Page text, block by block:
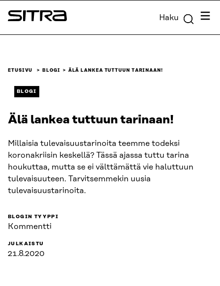
Siirry
suoraan
Sitra Haku
ETUSIVU BLOGI ÄLÄ LANKEA TUTTUUN TARINAAN!
BLOGI
Älä lankea tuttuun tarinaan!
Millaisia tulevaisuustarinoita teemme todeksi
koronakriisin keskellä? Tässä ajassa tuttu tarina
houkuttaa, mutta se ei välttämättä vie haluttuun
tulevaisuuteen. Tarvitsemmekin uusia
tulevaisuustarinoita.
BLOGIN TYYPPI
Kommentti
JULKAISTU
21.8.2020